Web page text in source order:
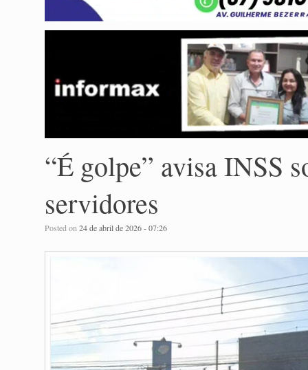
“É golpe” avisa INSS
servidores
Posted on24 de abril de 2026 - 07:26